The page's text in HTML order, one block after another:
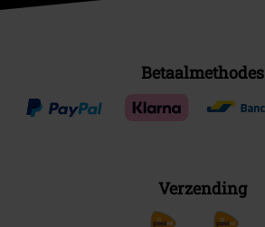
Betaalmethodes
Verzending